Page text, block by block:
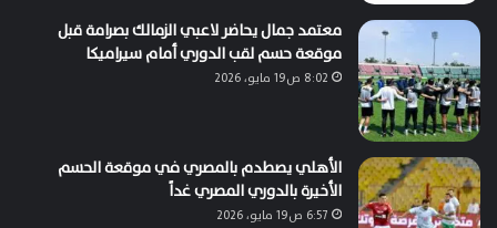
معتمد جمال يحاضر لاعبي الزمالك بصرامة قبل
موقعة حسم لقب الدوري أمام سيراميكا
8:02 ص19 مايو، 2026
الأهلي يصطدم بالمصري في موقعة الحسم
الأخيرة بالدوري المصري غداً
6:57 ص19 مايو، 2026